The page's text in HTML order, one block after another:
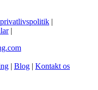
|
Blog
Kontakt os